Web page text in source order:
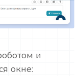
и
окне: